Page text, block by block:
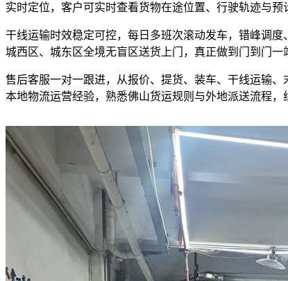
实时定位，客户可实时查看货物在途位置、行驶轨迹与预
干线运输时效稳定可控，每日多班次滚动发车，错峰调
城西区、城东区全境无盲区送货上门，真正做到门到门一
售后客服一对一跟进，从报价、提货、装车、干线运输
本地物流运营经验，熟悉佛山货运规则与外地派送流程，